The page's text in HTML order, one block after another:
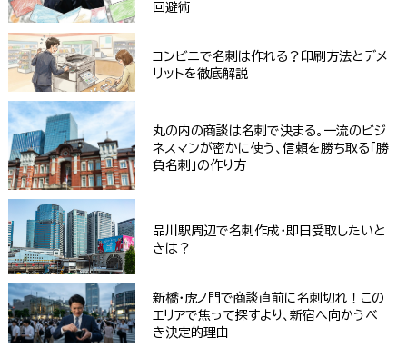
回避術
コンビニで名刺は作れる？印刷方法とデメ
リットを徹底解説
丸の内の商談は名刺で決まる。一流のビジ
ネスマンが密かに使う、信頼を勝ち取る「勝
負名刺」の作り方
品川駅周辺で名刺作成・即日受取したいと
きは？
新橋・虎ノ門で商談直前に名刺切れ！この
エリアで焦って探すより、新宿へ向かうべ
き決定的理由